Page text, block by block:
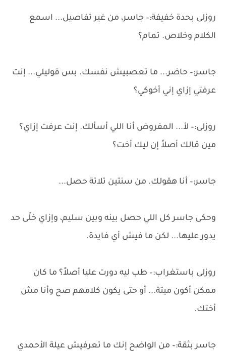
روزلى بحدة خفيفة:– جاسر، من غير تفاصيل... اسمع
الكلام وخلاص. تمام؟
جاسر:– حاضر... ما تعصبيش نفسك. بس قوليلي... إنت
عرفتي إزاي إني أخوكي؟
روزلى:– لأ... المفروض أنا اللي أسألك. إنت عرفت إزاي؟
مين قالك أصلاً إن ليك أخت؟
جاسر:– أنا هقولك. من سنتين تلاتة حصل...
وحكى جاسر كل اللي حصل بينه وبين سليم، وإزاي خلّى حد
يدور عليها... لكن ما فيش أي فايدة.
روزلى باستغراب:– طب ليه دورت عليا أصلاً؟ ما كان
ممكن أكون ميتة... أو حتى يكون كلامهم صح وأنا مش
أختك.
جاسر بثقة:– من الواضح إنك ما تعرفيش عيلة الأحمدي